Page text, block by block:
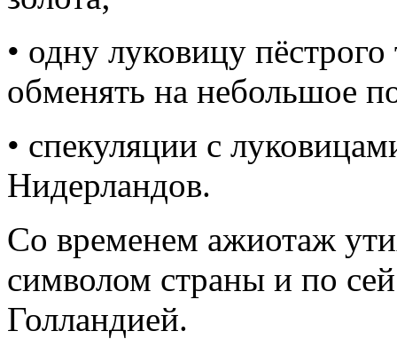
• одну луковицу
обменять на небольшое
• спекуляции с
Нидерландов.
Со временем ажиотаж
символом страны и по
Голландией.